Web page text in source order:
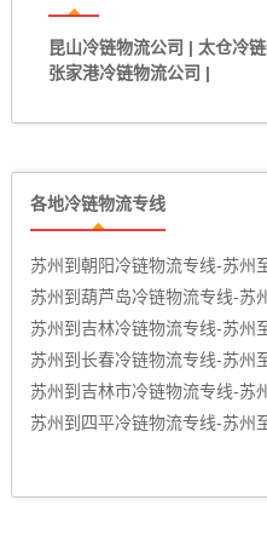
昆山冷链物流公司 | 太仓冷
张家港冷链物流公司 |
各地冷链物流专线
苏州到朝阳冷链物流专线-苏州
苏州到葫芦岛冷链物流专线-苏
苏州到吉林冷链物流专线-苏州
苏州到长春冷链物流专线-苏州
苏州到吉林市冷链物流专线-苏
苏州到四平冷链物流专线-苏州